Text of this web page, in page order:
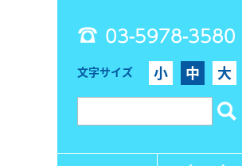
03-5978-3580
文字サイズ 小 中 大